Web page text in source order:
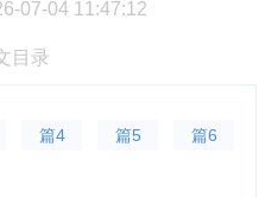
07-04 11:47:12
目录
篇4 篇5 篇6